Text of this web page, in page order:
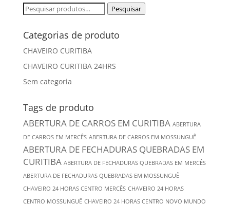
Pesquisar
Pesquisar
Categorias de produto
CHAVEIRO CURITIBA
CHAVEIRO CURITIBA 24HRS
Sem categoria
Tags de produto
ABERTURA DE CARROS EM CURITIBA ABERTURA
DE CARROS EM MERCÊS ABERTURA DE CARROS EM MOSSUNGUÊ
ABERTURA DE FECHADURAS QUEBRADAS EM
CURITIBA ABERTURA DE FECHADURAS QUEBRADAS EM MERCÊS
ABERTURA DE FECHADURAS QUEBRADAS EM MOSSUNGUÊ
CHAVEIRO 24 HORAS CENTRO MERCÊS CHAVEIRO 24 HORAS
CENTRO MOSSUNGUÊ CHAVEIRO 24 HORAS CENTRO NOVO MUNDO